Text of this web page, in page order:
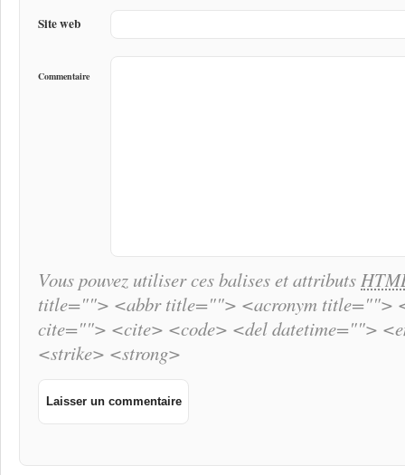
Site web
Commentaire
Vous pouvez utiliser ces balises et attributs
title=""> <abbr title=""> <acronym title="">
cite=""> <cite> <code> <del datetime="">
<strike> <strong>